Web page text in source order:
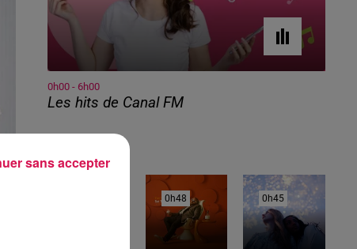
0h00 - 6h00
Les hits de Canal FM
0h48
0h48 0h45
0h45
sans accepter